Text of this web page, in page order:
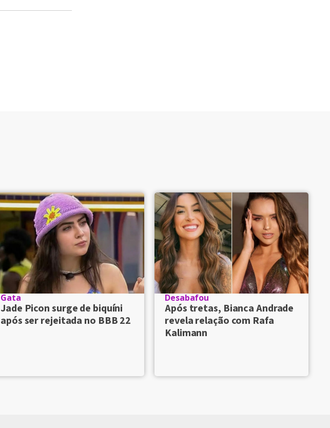
Gata
Jade Picon surge de biquíni
após ser rejeitada no BBB 22
Desabafou
Após tretas, Bianca Andrade
revela relação com Rafa
Kalimann